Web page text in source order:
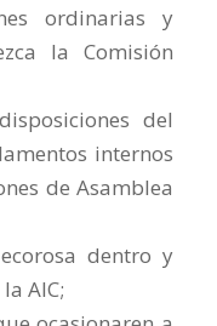
ordinarias y
la Comisión
del
internos
de Asamblea
dentro y
AIC;